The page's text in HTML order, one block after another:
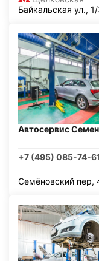
Байкальская ул.,
Автосервис
+7 (495) 085-74-
Семёновский пер,